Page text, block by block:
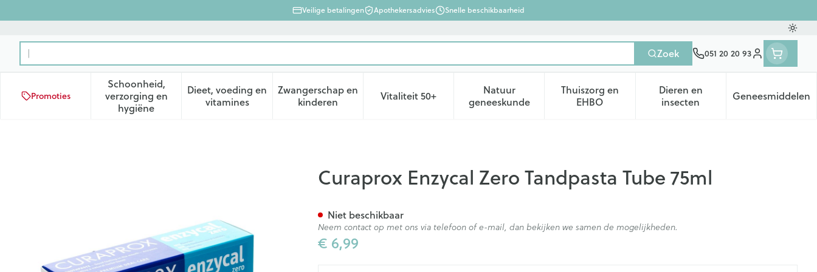
Veilige betalingen Apothekersadvies Snelle beschikbaarheid
Product, merk, categorie... Zoek 051 20 20 93
Klant menu
Promoties
Schoonheid,
verzorging en
hygiëneToon submenu voor Schoonheid, verzorging en hygiëne categorie
Dieet, voeding en
vitaminesToon submenu voor Dieet, voeding en vitamines categorie
Zwangerschap en
kinderenToon submenu voor Zwangerschap en kinderen categorie
Vitaliteit 50+Toon submenu voor Vitaliteit 50+ categorie
Natuur
geneeskundeToon submenu voor Natuur geneeskunde categorie
Thuiszorg en
EHBOToon submenu voor Thuiszorg en EHBO categorie
Dieren en
insectenToon submenu voor Dieren
Geneesmiddelen
Toon
Curaprox Enzycal Zero Tandpasta Tube 75mlCuraprox Enzycal Zero Tandpasta Tube 75ml
€ 6,99
Niet beschikbaar
Neem contact op met ons via telefoon of e-mail, dan bekijken we samen de mogelijkheden.